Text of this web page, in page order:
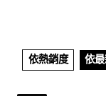
依熱銷度 依